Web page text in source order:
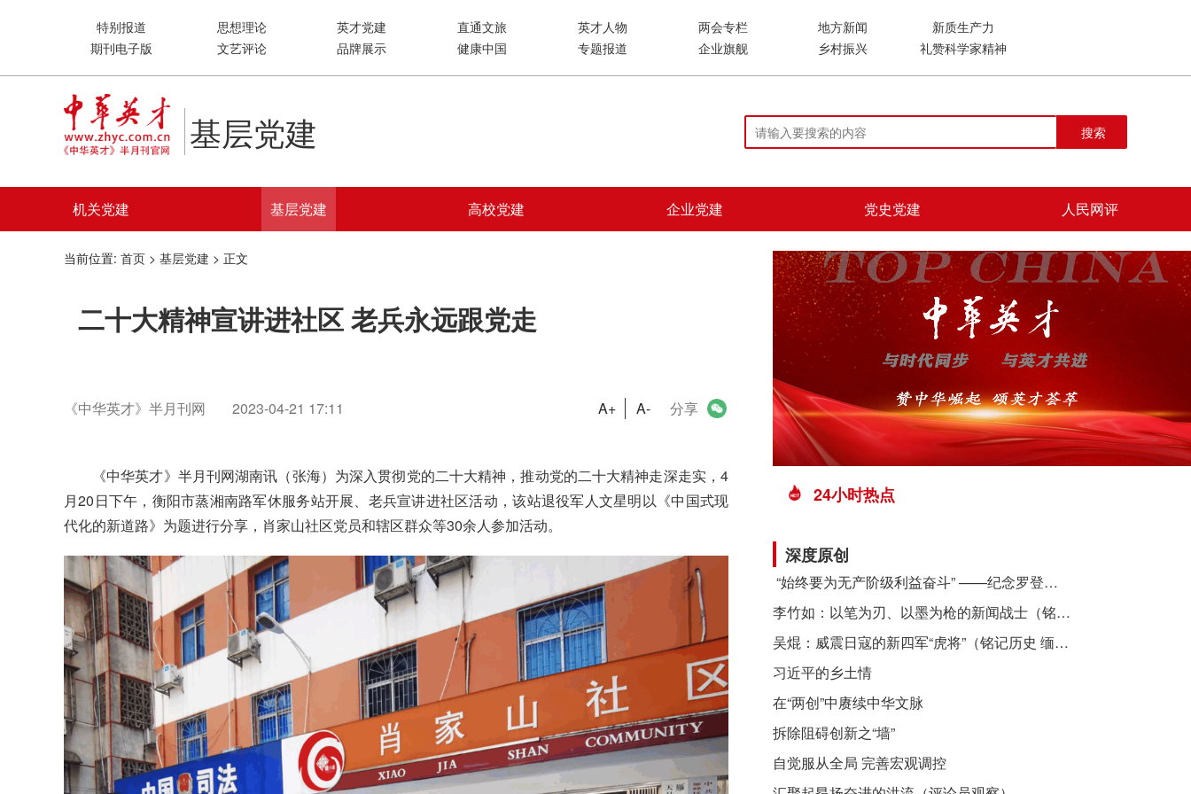
特别报道 思想理论 英才党建 直通文旅 英才人物 两会专栏 地方新闻
新质生产力
期刊电子版
文艺评论 品牌展示 健康中国 专题报道 企业旗舰 乡村振兴 礼赞科学家精神
基层党建 搜索
机关党建 基层党建 高校党建 企业党建 党史党建 人民网评
当前位置: 首页 > 基层党建 > 正文
二十大精神宣讲进社区 老兵永远跟党走
《中华英才》半月刊网 2023-04-21 17:11 A+ A- 分享
《中华英才》半月刊网湖南讯（张海）为深入贯彻党的二十大精神，推动党的二十大精神走深走实，4
月20日下午，衡阳市蒸湘南路军休服务站开展、老兵宣讲进社区活动，该站退役军人文星明以 《中国式现
代化的新道路》 为题进行分享 ， 肖家山社区党员和辖区群众等30余人参加活动。
24小时热点
深度原创
​ “始终要为无产阶级利益奋斗” ——纪念罗登贤同志诞辰120周年
李竹如：以笔为刃、以墨为枪的新闻战士（铭记历史 缅怀先烈·抗日英雄）
吴焜：威震日寇的新四军“虎将”（铭记历史 缅怀先烈·抗日英雄）
习近平的乡土情
在“两创”中赓续中华文脉
拆除阻碍创新之“墙”
自觉服从全局 完善宏观调控